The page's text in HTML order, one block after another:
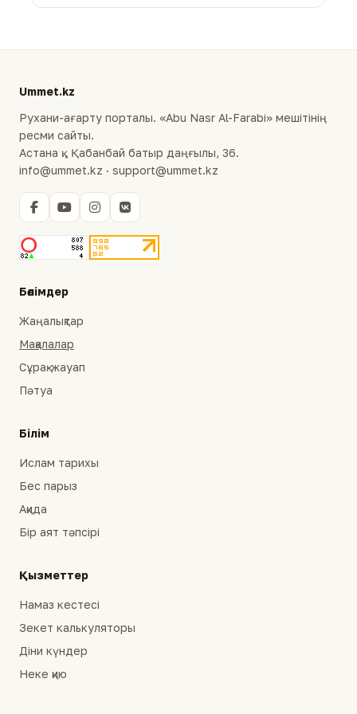
Ummet.kz
Рухани-ағарту порталы. «Abu Nasr Al-Farabi» мешітінің
ресми сайты.
Астана қ., Қабанбай батыр даңғылы, 36.
info@ummet.kz · support@ummet.kz
Бөлімдер
Жаңалықтар
Мақалалар
Сұрақ-жауап
Пәтуа
Білім
Ислам тарихы
Бес парыз
Ақида
Бір аят тәпсірі
Қызметтер
Намаз кестесі
Зекет калькуляторы
Діни күндер
Неке қию